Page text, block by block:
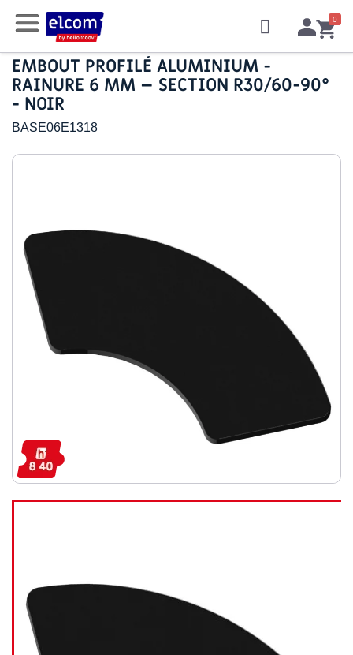
EMBOUT PROFILÉ ALUMINIUM -
RAINURE 6 MM – SECTION R30/60-90°
- NOIR
BASE06E1318